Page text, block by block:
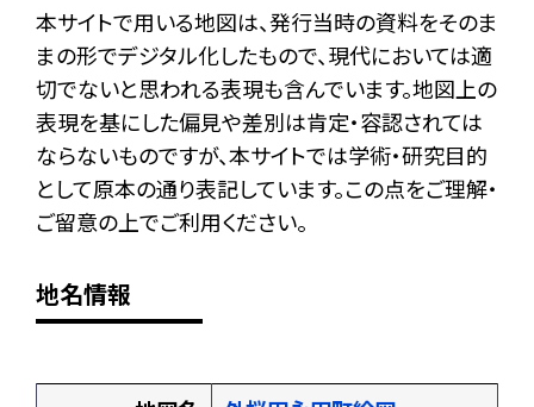
本サイトで用いる地図は、発行当時の資料をそのま
まの形でデジタル化したもので、現代においては適
切でないと思われる表現も含んでいます。地図上の
表現を基にした偏見や差別は肯定・容認されては
ならないものですが、本サイトでは学術・研究目的
として原本の通り表記しています。この点をご理解・
ご留意の上でご利用ください。
地名情報